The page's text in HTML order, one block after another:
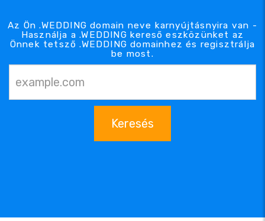
Az Ön .WEDDING domain neve karnyújtásnyira van -
Használja a .WEDDING kereső eszközünket az
Önnek tetsző .WEDDING domainhez és regisztrálja
be most.
Keresés